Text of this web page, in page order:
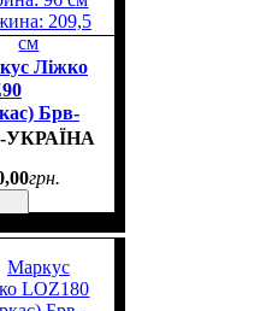
Ліжко
Брв-
УКРАЇНА
,00грн.